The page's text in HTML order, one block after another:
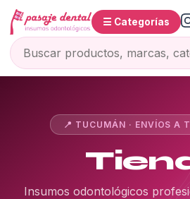
☰ Categorías
📍 TUCUMÁN · ENVÍOS A
Insumos odontológicos